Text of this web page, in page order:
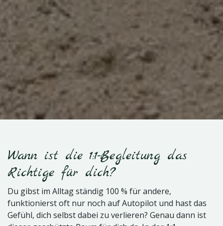
Wann ist die 1:1-Begleitung das
Richtige für dich?
Du gibst im Alltag ständig 100 % für andere,
funktionierst oft nur noch auf Autopilot und hast das
Gefühl, dich selbst dabei zu verlieren? Genau dann ist